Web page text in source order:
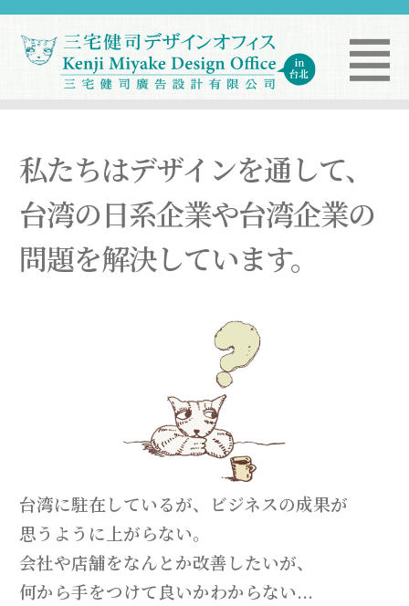
私たちはデザインを通して、
台湾の日系企業や台湾企業の
問題を解決しています。
台湾に駐在しているが、ビジネスの成果が
思うように上がらない。
会社や店舗をなんとか改善したいが、
何から手をつけて良いかわからない...